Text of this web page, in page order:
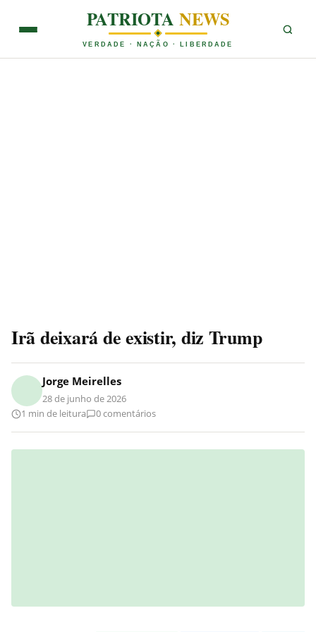
PATRIOTANEWS
VERDADE · NAÇÃO · LIBERDADE
Irã deixará de existir, diz Trump
Jorge Meirelles
28 de junho de 2026
1 min de leitura
0 comentários